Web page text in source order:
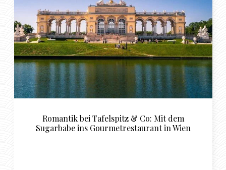
in Wien
Luxuriöse Restaurant
perfekte Sugardaddy und